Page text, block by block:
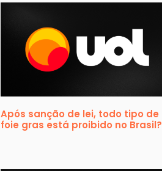
Após sanção de lei, todo tipo de
foie gras está proibido no Brasil?